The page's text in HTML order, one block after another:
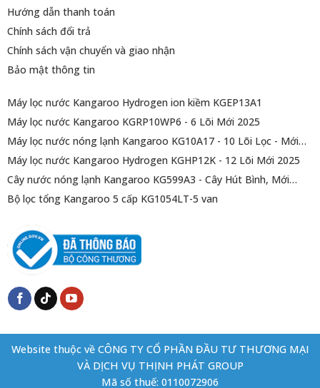
Hướng dẫn thanh toán
Chính sách đổi trả
Chính sách vận chuyển và giao nhận
Bảo mật thông tin
Máy lọc nước Kangaroo Hydrogen ion kiềm KGEP13A1
Máy lọc nước Kangaroo KGRP10WP6 - 6 Lõi Mới 2025
Máy lọc nước nóng lạnh Kangaroo KG10A17 - 10 Lõi Lọc - Mới
2025
Máy lọc nước Kangaroo Hydrogen KGHP12K - 12 Lõi Mới 2025
Cây nước nóng lạnh Kangaroo KG599A3 - Cây Hút Bình, Mới
2025
Bộ lọc tổng Kangaroo 5 cấp KG1054LT-5 van
Website thuộc về CÔNG TY CỔ PHẦN ĐẦU TƯ THƯƠNG MẠI
VÀ DỊCH VỤ THỊNH PHÁT GROUP
Mã số thuế: 0110072906